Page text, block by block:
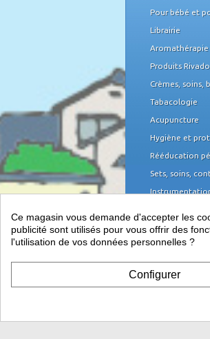
Pour bébé et
Librairie
Aromathérapie
Produits
Crèmes, soins,
Tabacologie
Acupuncture
Hygiène et
Rééducation
Sets, soins,
Mobilier
Équipement du
Papeterie, piles
Ce magasin vous demande d'accepter les
publicité sont utilisés pour vous offrir des
l'utilisation de vos données personnelles ?
Configurer